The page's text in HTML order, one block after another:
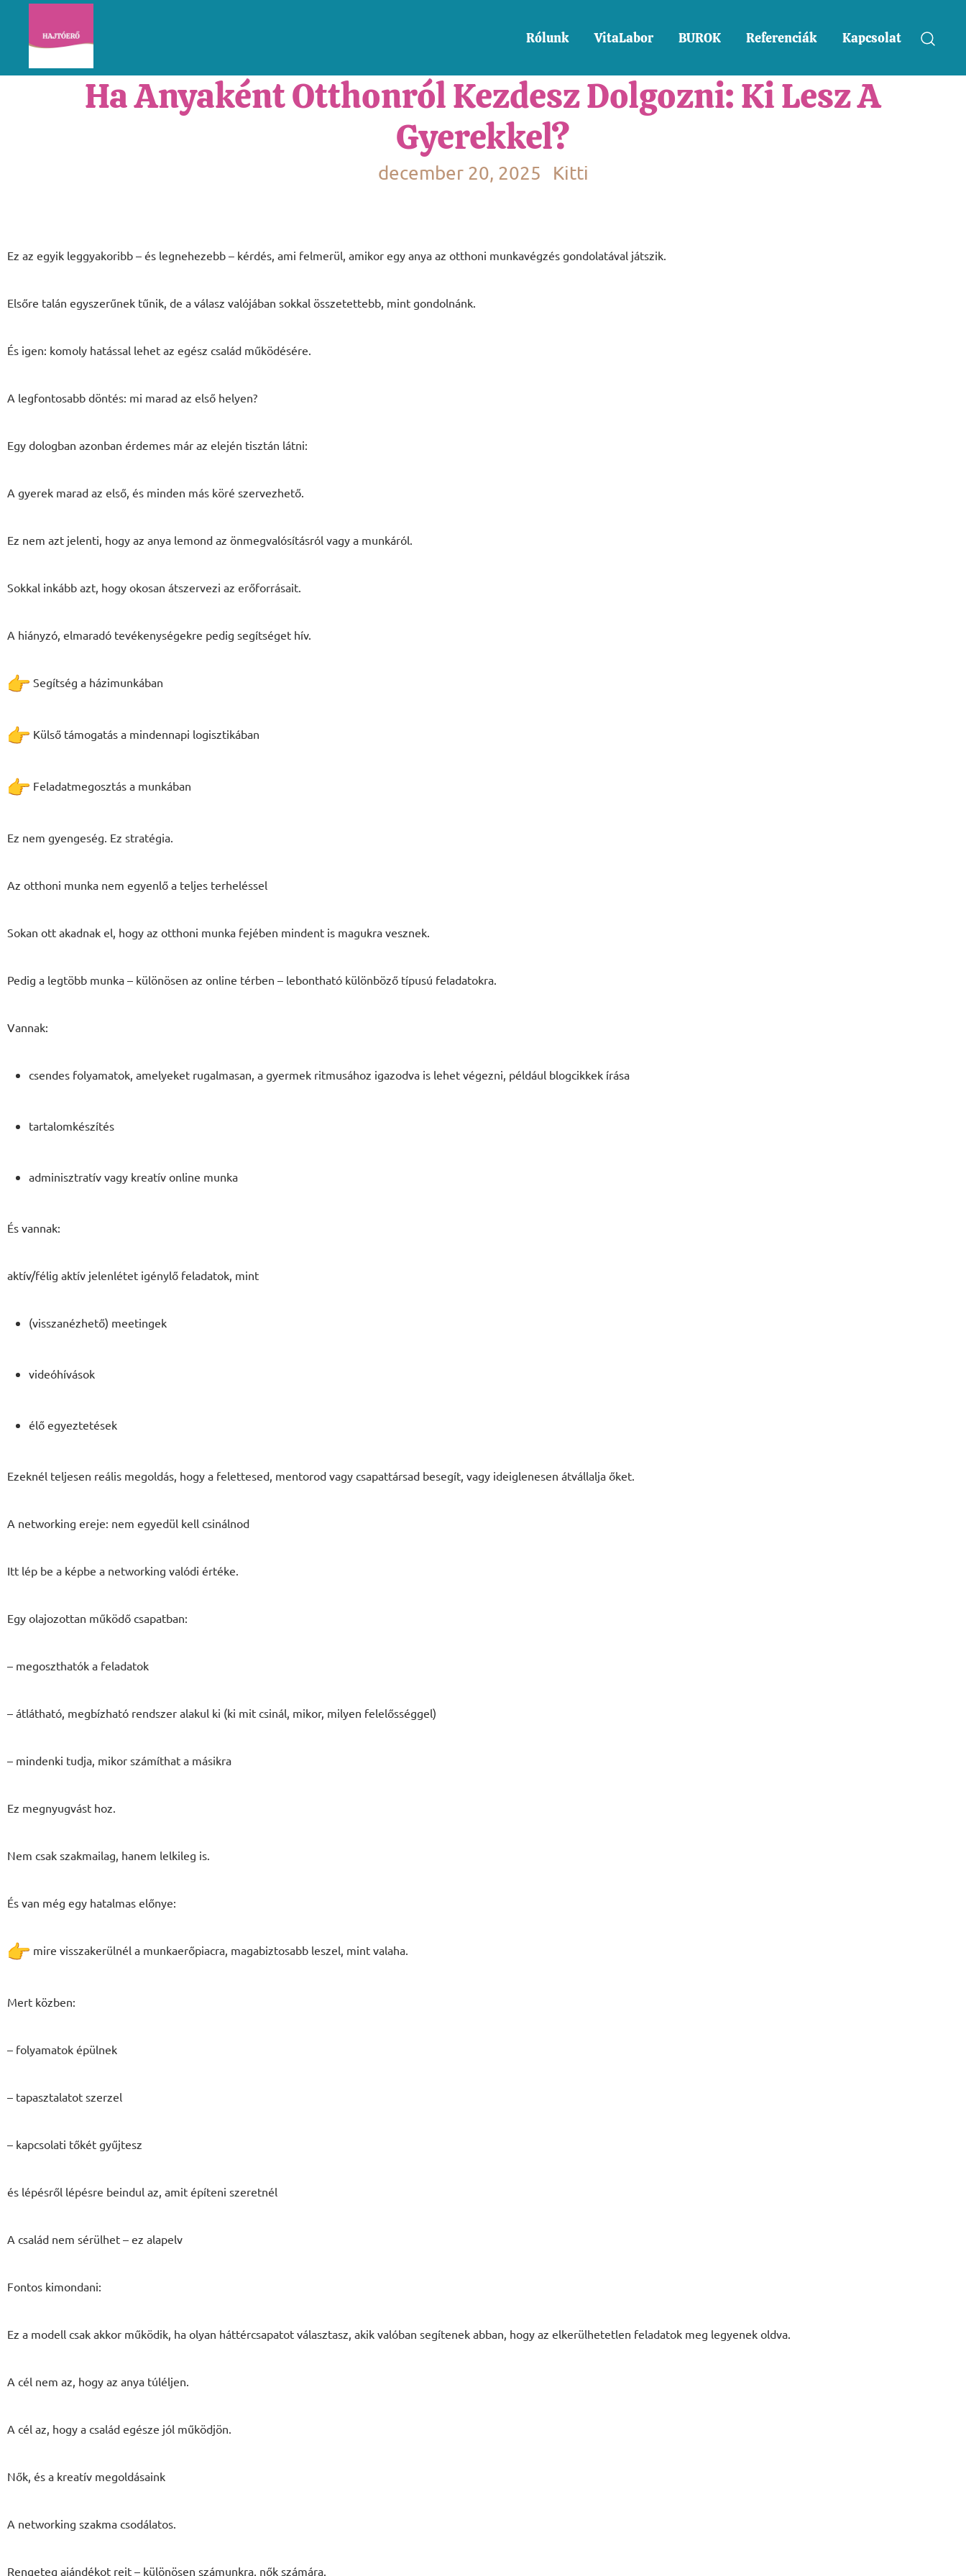
Rólunk VitaLabor BUROK Referenciák Kapcsolat
Ha Anyaként Otthonról Kezdesz Dolgozni: Ki Lesz A
Gyerekkel?
december 20, 2025 Kitti
Ez az egyik leggyakoribb – és legnehezebb – kérdés, ami felmerül, amikor egy anya az otthoni munkavégzés gondolatával játszik.
Elsőre talán egyszerűnek tűnik, de a válasz valójában sokkal összetettebb, mint gondolnánk.
És igen: komoly hatással lehet az egész család működésére.
A legfontosabb döntés: mi marad az első helyen?
Egy dologban azonban érdemes már az elején tisztán látni:
A gyerek marad az első, és minden más köré szervezhető.
Ez nem azt jelenti, hogy az anya lemond az önmegvalósításról vagy a munkáról.
Sokkal inkább azt, hogy okosan átszervezi az erőforrásait.
A hiányzó, elmaradó tevékenységekre pedig segítséget hív.
Segítség a házimunkában
Külső támogatás a mindennapi logisztikában
Feladatmegosztás a munkában
Ez nem gyengeség. Ez stratégia.
Az otthoni munka nem egyenlő a teljes terheléssel
Sokan ott akadnak el, hogy az otthoni munka fejében mindent is magukra vesznek.
Pedig a legtöbb munka – különösen az online térben – lebontható különböző típusú feladatokra.
Vannak:
csendes folyamatok, amelyeket rugalmasan, a gyermek ritmusához igazodva is lehet végezni, például blogcikkek írása
tartalomkészítés
adminisztratív vagy kreatív online munka
És vannak:
aktív/félig aktív jelenlétet igénylő feladatok, mint
(visszanézhető) meetingek
videóhívások
élő egyeztetések
Ezeknél teljesen reális megoldás, hogy a felettesed, mentorod vagy csapattársad besegít, vagy ideiglenesen átvállalja őket.
A networking ereje: nem egyedül kell csinálnod
Itt lép be a képbe a networking valódi értéke.
Egy olajozottan működő csapatban:
– megoszthatók a feladatok
– átlátható, megbízható rendszer alakul ki (ki mit csinál, mikor, milyen felelősséggel)
– mindenki tudja, mikor számíthat a másikra
Ez megnyugvást hoz.
Nem csak szakmailag, hanem lelkileg is.
És van még egy hatalmas előnye:
mire visszakerülnél a munkaerőpiacra, magabiztosabb leszel, mint valaha.
Mert közben:
– folyamatok épülnek
– tapasztalatot szerzel
– kapcsolati tőkét gyűjtesz
és lépésről lépésre beindul az, amit építeni szeretnél
A család nem sérülhet – ez alapelv
Fontos kimondani:
Ez a modell csak akkor működik, ha olyan háttércsapatot választasz, akik valóban segítenek abban, hogy az elkerülhetetlen feladatok meg legyenek oldva.
A cél nem az, hogy az anya túléljen.
A cél az, hogy a család egésze jól működjön.
Nők, és a kreatív megoldásaink
A networking szakma csodálatos.
Rengeteg ajándékot rejt – különösen számunkra, nők számára.